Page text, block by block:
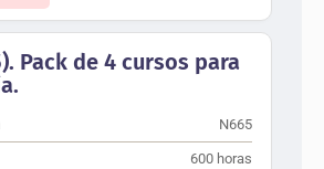
Pack de 4 cursos para
N665
600 horas